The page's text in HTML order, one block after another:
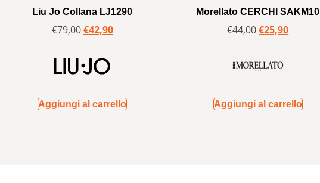
Liu Jo Collana LJ1290
€79,00€42,90
Aggiungi al carrello
Morellato CERCHI SAKM10
€44,00€25,90
Aggiungi al carrello